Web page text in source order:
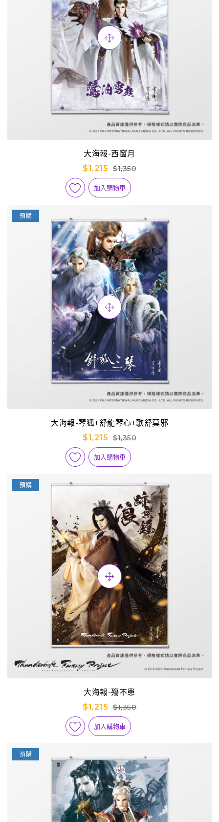
大海報-西窗月
$1,215
$1,350
加入購物車
預購
大海報-琴狐+舒龍琴心+歌舒莫邪
$1,215
$1,350
加入購物車
預購
大海報-殤不患
$1,215
$1,350
加入購物車
預購